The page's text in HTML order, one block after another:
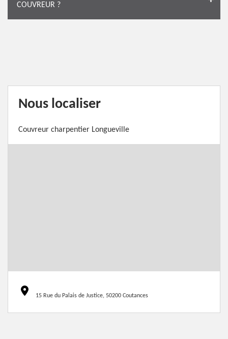
COUVREUR ?
Nous localiser
Couvreur charpentier Longueville
15 Rue du Palais de Justice, 50200 Coutances